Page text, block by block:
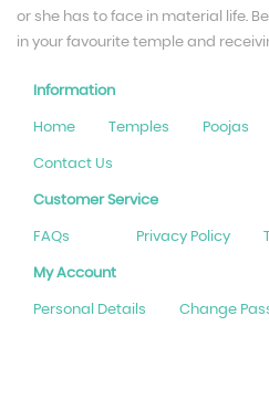
or she has to face in material life.
in your favourite temple and
Information
Home Temples Poojas
Contact Us
Customer Service
FAQs Privacy Policy
My Account
Personal Details Change